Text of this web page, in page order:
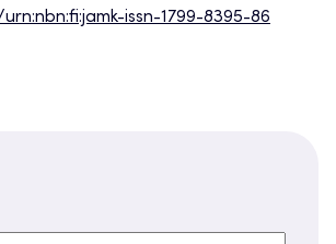
issn-1799-8395-86